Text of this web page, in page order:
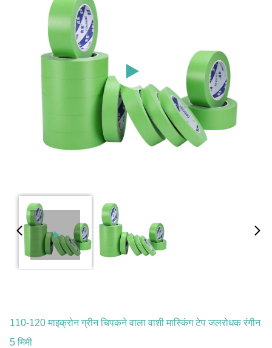
110-120 माइक्रोन ग्रीन चिपकने वाला वाशी मास्किंग टेप जलरोधक रंगीन
5 मिमी